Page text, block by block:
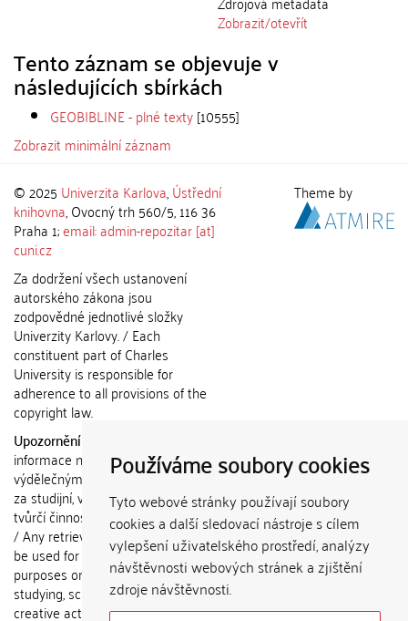
Používáme soubory cookies
Tyto webové stránky používají soubory
cookies a další sledovací nástroje s cílem
vylepšení uživatelského prostředí, analýzy
návštěvnosti webových stránek a zjištění
zdroje návštěvnosti.
Zobrazit/otevřít
Tento záznam se objevuje v
následujících sbírkách
GEOBIBLINE - plné texty[10555]
Zobrazit minimální záznam
© 2025 Univerzita Karlova,Ústřední
knihovna, Ovocný trh 560/5, 116 36
Praha 1;email: admin-repozitar [at]
cuni.cz
Za dodržení všech ustanovení
autorského zákona jsou
zodpovědné jednotlivé složky
Univerzity Karlovy. / Each
constituent part of Charles
University is responsible for
adherence to all provisions of the
copyright law.
Upozornění / Notice:
informace nemohou být použity k
výdělečným účelům nebo vydávány
za studijní, vědeckou nebo jinou
tvůrčí činnost jiné osoby než autora.
/ Any retrieved information shall not
be used for any commercial
purposes or claimed as results of
studying, scientific or any other
creative activities of any person
Theme by